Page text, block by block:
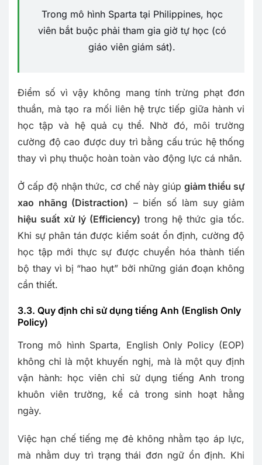
Trong mô hình Sparta tại Philippines, học
viên bắt buộc phải tham gia giờ tự học (có
giáo viên giám sát).
Điểm số vì vậy không mang tính trừng phạt đơn
thuần, mà tạo ra mối liên hệ trực tiếp giữa hành vi
học tập và hệ quả cụ thể. Nhờ đó, môi trường
cường độ cao được duy trì bằng cấu trúc hệ thống
thay vì phụ thuộc hoàn toàn vào động lực cá nhân.
Ở cấp độ nhận thức, cơ chế này giúp giảm thiểu sự
xao nhãng (Distraction) – biến số làm suy giảm
hiệu suất xử lý (Efficiency) trong hệ thức gia tốc.
Khi sự phân tán được kiểm soát ổn định, cường độ
học tập mới thực sự được chuyển hóa thành tiến
bộ thay vì bị “hao hụt” bởi những gián đoạn không
cần thiết.
3.3. Quy định chỉ sử dụng tiếng Anh (English Only
Policy)
Trong mô hình Sparta, English Only Policy (EOP)
không chỉ là một khuyến nghị, mà là một quy định
vận hành: học viên chỉ sử dụng tiếng Anh trong
khuôn viên trường, kể cả trong sinh hoạt hằng
ngày.
Việc hạn chế tiếng mẹ đẻ không nhằm tạo áp lực,
mà nhằm duy trì trạng thái đơn ngữ ổn định. Khi